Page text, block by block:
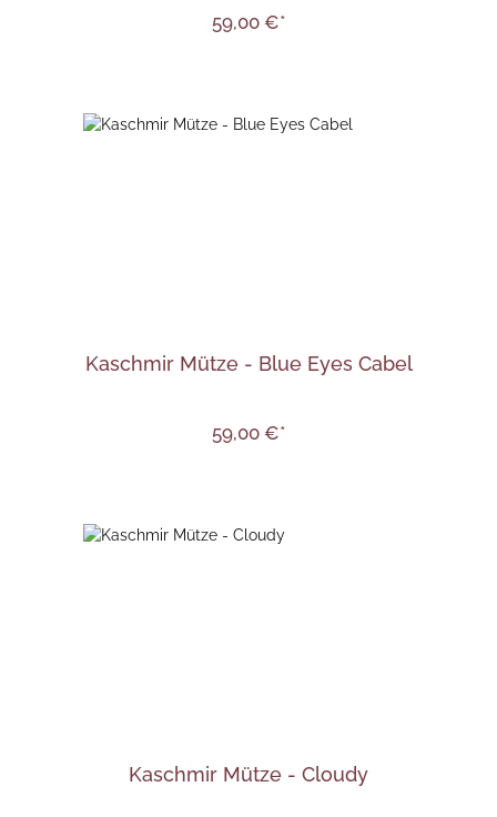
59,00 €*
Kaschmir Mütze - Blue Eyes Cabel
59,00 €*
Kaschmir Mütze - Cloudy